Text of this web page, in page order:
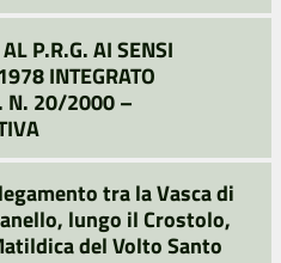
P.R.G. AI SENSI
INTEGRATO
N. 20/2000 –
tra la Vasca di
lungo il Crostolo,
del Volto Santo